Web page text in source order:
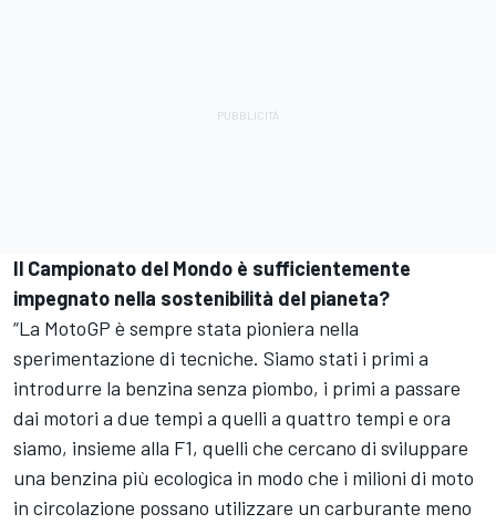
Il Campionato del Mondo è sufficientemente
impegnato nella sostenibilità del pianeta?
“La MotoGP è sempre stata pioniera nella
sperimentazione di tecniche. Siamo stati i primi a
introdurre la benzina senza piombo, i primi a passare
dai motori a due tempi a quelli a quattro tempi e ora
siamo, insieme alla F1, quelli che cercano di sviluppare
una benzina più ecologica in modo che i milioni di moto
in circolazione possano utilizzare un carburante meno